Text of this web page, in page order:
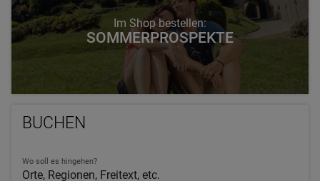
Im Shop bestellen:
SOMMERPROSPEKTE
BUCHEN
Wo soll es hingehen?